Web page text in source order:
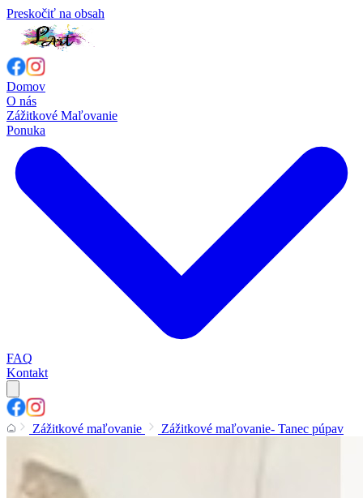
Preskočiť na obsah
Domov
O nás
Zážitkové Maľovanie
Ponuka
FAQ
Kontakt
Zážitkové maľovanie Zážitkové maľovanie- Tanec púpav